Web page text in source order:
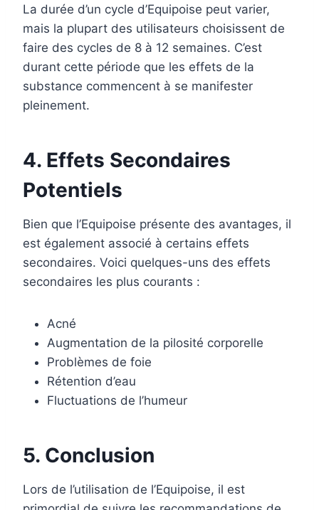
La durée d’un cycle d’Equipoise peut varier,
mais la plupart des utilisateurs choisissent de
faire des cycles de 8 à 12 semaines. C’est
durant cette période que les effets de la
substance commencent à se manifester
pleinement.
4. Effets Secondaires
Potentiels
Bien que l’Equipoise présente des avantages, il
est également associé à certains effets
secondaires. Voici quelques-uns des effets
secondaires les plus courants :
Acné
Augmentation de la pilosité corporelle
Problèmes de foie
Rétention d’eau
Fluctuations de l’humeur
5. Conclusion
Lors de l’utilisation de l’Equipoise, il est